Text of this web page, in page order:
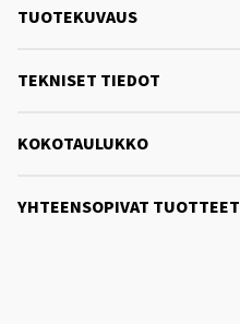
TUOTEKUVAUS
TEKNISET TIEDOT
KOKOTAULUKKO
YHTEENSOPIVAT TUOTTEET